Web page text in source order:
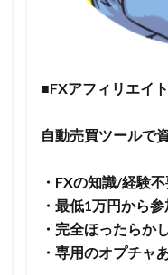
■FXアフィリエイ
自動売買ツールで
・FXの知識/経験
・最低1万円から
・完全ほったらかし
・専用のオプチャ